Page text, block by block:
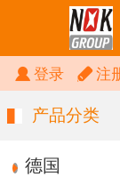
登录 注
产品分类
德国